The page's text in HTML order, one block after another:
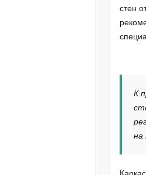
стен
К
на